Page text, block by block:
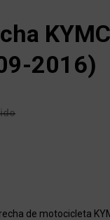
2016)
de motocicleta